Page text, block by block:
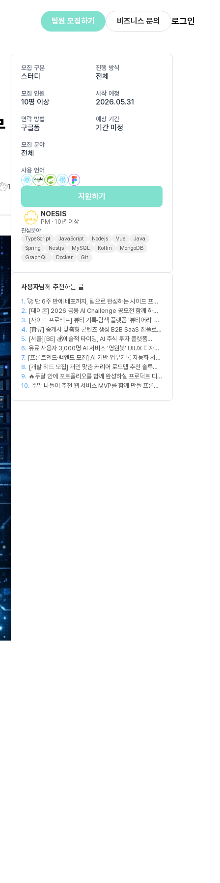
팀원 모집하기 비즈니스 문의 로그인
1
모집 구분
스터디
진행 방식
전체
모집 인원
10명 이상
시작 예정
2026.05.31
연락 방법
구글폼
예상 기간
기간 미정
모집 분야
전체
사용 언어
지원하기
NOESIS
PM · 10년 이상
관심분야
TypeScript JavaScript Nodejs Vue
Java
Spring
Nestjs MySQL Kotlin
MongoDB
GraphQL
Docker Git
사용자님께 추천하는 글
1. 🚀 단 6주 만에 배포까지, 팀으로 완성하는 사이드 프로
젝트 [스위프 웹 15기] 🚀
2. [데이콘] 2026 금융 AI Challenge 공모전 함께 하실
프론트엔드, 백엔드, 디자이너 구합니다!
3. [사이드 프로젝트] 뷰티 기록·탐색 플랫폼 ‘뷰티어리’ 디
자이너·프론트엔드·백엔드 팀원을 모집합니다
4. [합류] 중개사 맞춤형 콘텐츠 생성 B2B SaaS 집플로우
과 함께 하실 멤버를 모집합니다!
5. [서울][BE] 💰예술적 타이밍, AI 주식 투자 플랫폼
(Spring)
6. 유료 사용자 3,000명 AI 서비스 '영원봇' UIUX 디자인
팀원 모집
7. [프론트엔드·백엔드 모집] AI 기반 업무기록 자동화 서비
스 MVP 개발
8. [개발 리드 모집] 개인 맞춤 커리어 로드맵 추천 솔루션
커넥터즈의 백엔드 개발 엔지니어. 리드 개발자를 모집
합니다! (첫 버전 완성, AWS 크레딧 5,000$+ 활용 가
9. 🔥두달 안에 포트폴리오를 함께 완성하실 프로덕트 디자
이너를 찾습니다!🔥
10. 주말 나들이 추천 웹 서비스 MVP를 함께 만들 프론트